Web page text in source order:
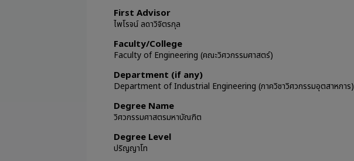
First Advisor
ไพโรจน์ ลดาวิจิตรกุล
Faculty/College
Faculty of Engineering (คณะวิศวกรรมศาสตร์)
Department (if any)
Department of Industrial Engineering (ภาควิชาวิศวกรรมอุตสาหการ)
Degree Name
วิศวกรรมศาสตรมหาบัณฑิต
Degree Level
ปริญญาโท